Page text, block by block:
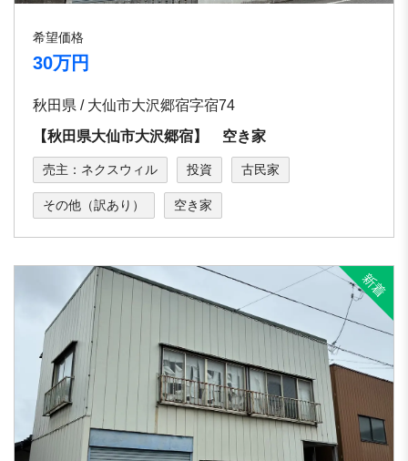
希望価格
30万円
秋田県 / 大仙市大沢郷宿字宿74
【秋田県大仙市大沢郷宿】 空き家
売主：ネクスウィル 投資 古民家
その他（訳あり） 空き家